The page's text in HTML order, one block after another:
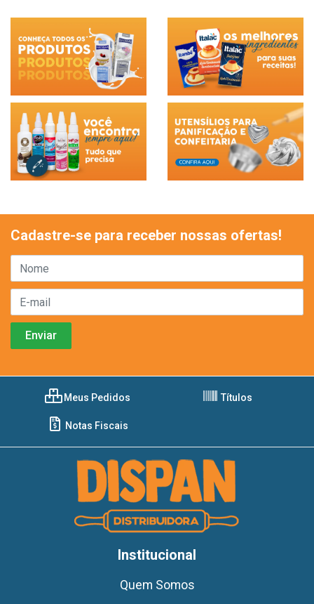
Cadastre-se para receber nossas ofertas!
Meus Pedidos Títulos
Notas Fiscais
Institucional
Quem Somos